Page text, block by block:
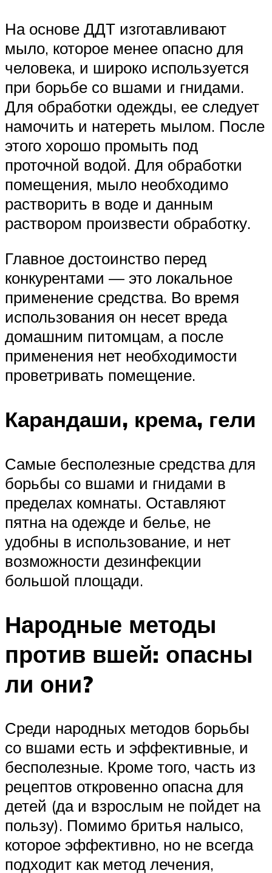
На основе ДДТ изготавливают
мыло, которое менее опасно для
человека, и широко используется
при борьбе со вшами и гнидами.
Для обработки одежды, ее следует
намочить и натереть мылом. После
этого хорошо промыть под
проточной водой. Для обработки
помещения, мыло необходимо
растворить в воде и данным
раствором произвести обработку.
Главное достоинство перед
конкурентами — это локальное
применение средства. Во время
использования он несет вреда
домашним питомцам, а после
применения нет необходимости
проветривать помещение.
Карандаши, крема, гели
Самые бесполезные средства для
борьбы со вшами и гнидами в
пределах комнаты. Оставляют
пятна на одежде и белье, не
удобны в использование, и нет
возможности дезинфекции
большой площади.
Народные методы
против вшей: опасны
ли они?
Среди народных методов борьбы
со вшами есть и эффективные, и
бесполезные. Кроме того, часть из
рецептов откровенно опасна для
детей (да и взрослым не пойдет на
пользу). Помимо бритья налысо,
которое эффективно, но не всегда
подходит как метод лечения,